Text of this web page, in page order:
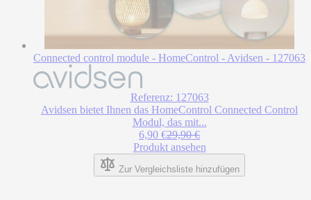
Connected control module - HomeControl - Avidsen - 127063
Referenz: 127063
Avidsen bietet Ihnen das HomeControl Connected Control
Modul, das mit...
Sonderpreis
6,90 € Regulärer Preis
29,90 €
Produkt ansehen
Zur Vergleichsliste hinzufügen